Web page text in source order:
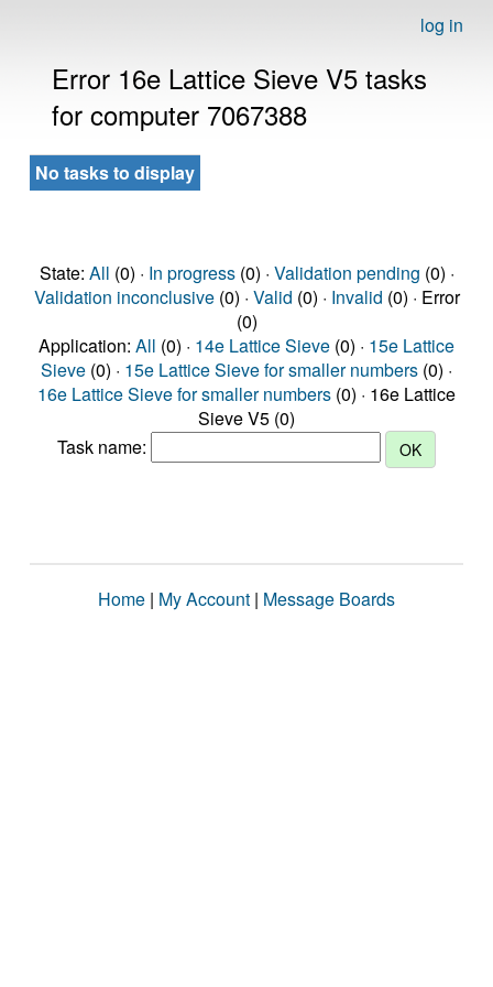
log in
Error 16e Lattice Sieve V5 tasks
for computer 7067388
No tasks to display
State: All (0) · In progress(0) · Validation pending (0) ·
Validation inconclusive(0) · Valid (0) · Invalid (0) · Error
(0)
Application: All (0) · 14e Lattice Sieve (0) · 15e Lattice
Sieve (0) · 15e Lattice Sieve for smaller numbers (0) ·
16e Lattice Sieve for smaller numbers (0) · 16e Lattice
Sieve V5 (0)
Task name:
Home | My Account | Message Boards